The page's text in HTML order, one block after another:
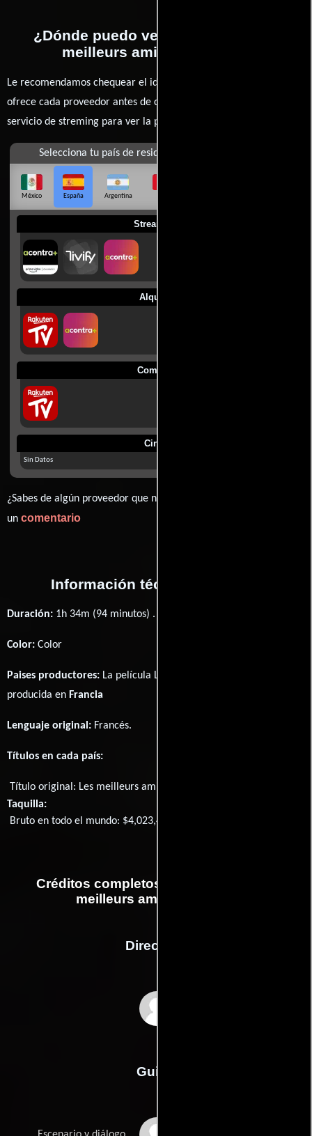
¿Dónde puedo ver la películas Les
meilleurs amis du monde?
Le recomendamos chequear el idioma, doblaje o subtítulos que
ofrece cada proveedor antes de comprar, alquilar o contratar un
servicio de streming para ver la películas.
Selecciona tu país de residencia
México España Argentina
Streaming
Alquilar
Comprar
Cines
Sin Datos
¿Sabes de algún proveedor que no estamos mostrando? déjanos
un comentario
Información técnica y general
Duración: 1h 34m (94 minutos) .
Color: Color
Paises productores: La película Les meilleurs amis du monde fué
producida en Francia
Lenguaje original: Francés.
Títulos en cada país:
Título original: Les meilleurs amis du monde
Taquilla:
Bruto en todo el mundo: $4,023,499
Créditos completos de la película Les
meilleurs amis du monde
Dirección
Guión